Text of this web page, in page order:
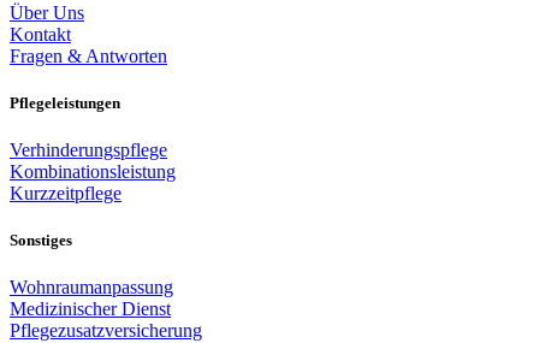
Über Uns
Kontakt
Fragen & Antworten
Pflegeleistungen
Verhinderungspflege
Kombinationsleistung
Kurzzeitpflege
Sonstiges
Wohnraumanpassung
Medizinischer Dienst
Pflegezusatzversicherung